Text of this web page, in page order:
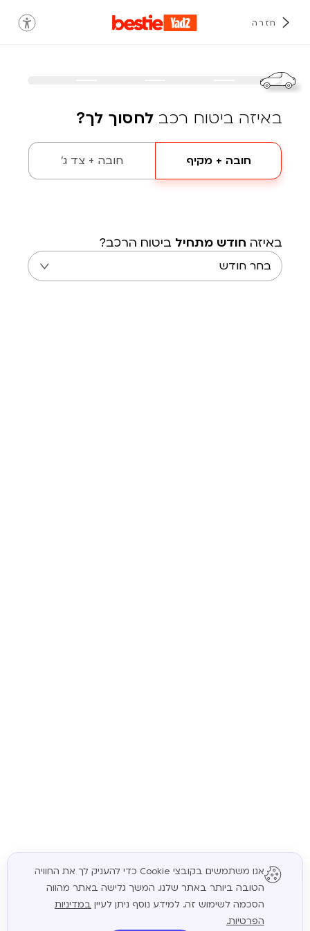
חזרה
באיזה ביטוח רכב לחסוך לך?
חובה + מקיף חובה + צד ג'
באיזה חודש מתחיל ביטוח הרכב?
המשך
אנו משתמשים בקובצי Cookie כדי להעניק לך את החוויה
הטובה ביותר באתר שלנו. המשך גלישה באתר מהווה
הסכמה לשימוש זה. למידע נוסף ניתן לעיין במדיניות
הפרטיות.